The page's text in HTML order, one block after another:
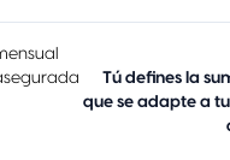
Tú defines la
que se adapte a